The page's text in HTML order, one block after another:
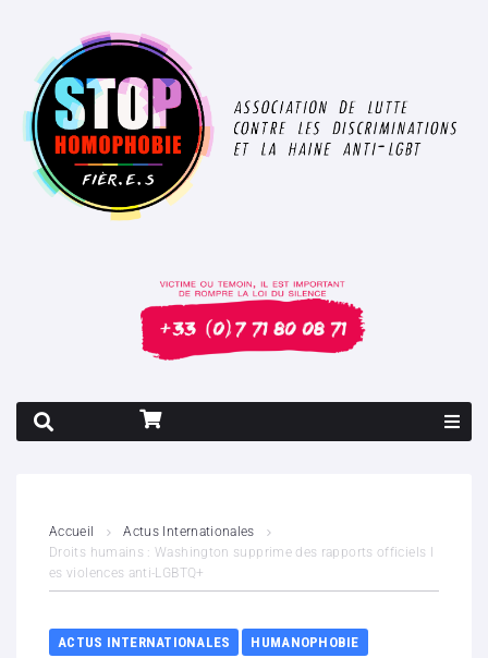
Contenus litigieux
Nous soutenir
Accueil
Actus Internationales
Droits humains : Washington supprime des rapports officiels l
es violences anti-LGBTQ+
ACTUS INTERNATIONALES
HUMANOPHOBIE